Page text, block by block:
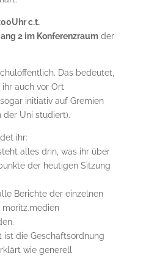
c.t.
2 im Konferenzraumder
Das bedeutet,
auch vor Ort
initiativ auf Gremien
der Uni studiert).
ihr:
alles drin, was ihr über
der heutigen Sitzung
Berichte der einzelnen
moritz.medien
ist die Geschäftsordnung
wie generell